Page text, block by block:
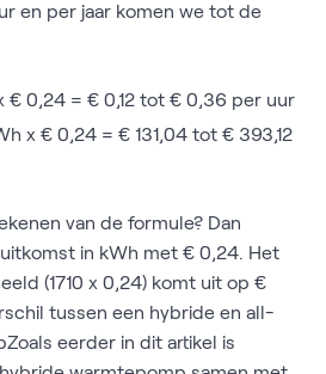
en per jaar komen we tot de
€ 0,24 = € 0,12 tot € 0,36 per uur
x € 0,24 = € 131,04 tot € 393,12
van de formule? Dan
in kWh met € 0,24. Het
(1710 x 0,24) komt uit op €
tussen een hybride en all-
eerder in dit artikel is